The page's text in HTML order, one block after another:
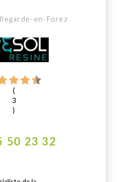
en-Forez
(
3
)
50 23 32